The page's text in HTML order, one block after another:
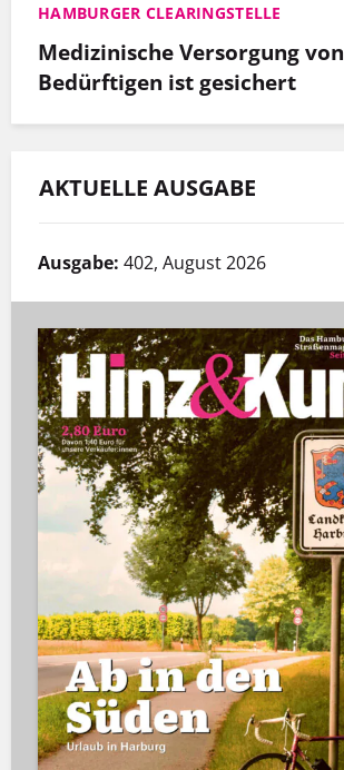
HAMBURGER CLEARINGSTELLE
Medizinische Versorgung von
Bedürftigen ist gesichert
AKTUELLE AUSGABE
Ausgabe: 402, August 2026